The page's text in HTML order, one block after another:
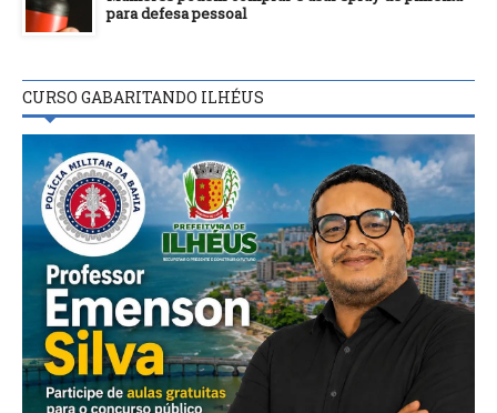
para defesa pessoal
CURSO GABARITANDO ILHÉUS